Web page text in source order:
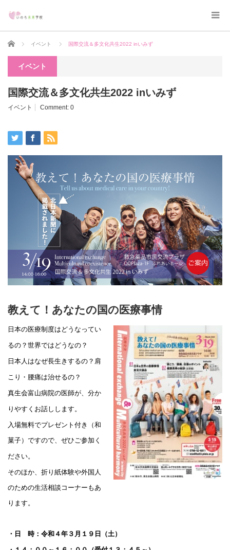
Home イベント 国際交流＆多文化共生2022 inいみず
イベント
国際交流＆多文化共生2022 inいみず
イベント Comment: 0
教えて！あなたの国の医療事情
日本の医療制度はどうなってい
るの？世界ではどうなの？
日本人はなぜ長生きするの？肩
こり・腰痛は治せるの？
真生会富山病院の医師が、分か
りやすくお話しします。
入場無料でプレゼント付き（和
菓子）ですので、ぜひご参加く
ださい。
そのほか、折り紙体験や外国人
のための生活相談コーナーもあ
ります。
・日 時：令和４年３月１９日（土）